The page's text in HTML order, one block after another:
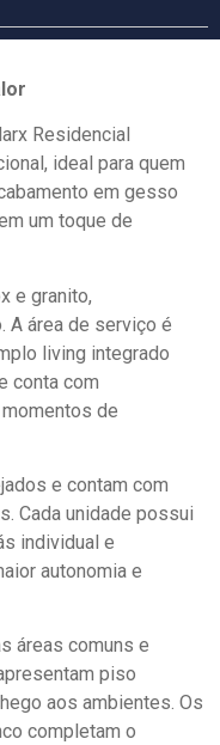
Residencial
ideal para quem
em gesso
um toque de
e granito,
A área de serviço é
living integrado
conta com
de
e contam com
Cada unidade possui
individual e
autonomia e
áreas comuns e
piso
aos ambientes. Os
completam o